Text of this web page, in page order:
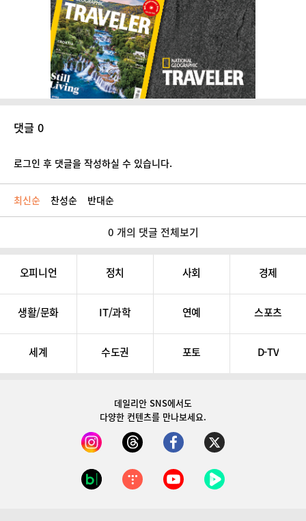
댓글 0
로그인 후 댓글을 작성하실 수 있습니다.
최신순 찬성순 반대순
0 개의 댓글 전체보기
오피니언 정치 사회 경제
생활/문화 IT/과학 연예 스포츠
세계 수도권 포토 D-TV
데일리안 SNS에서도
다양한 컨텐츠를 만나보세요.